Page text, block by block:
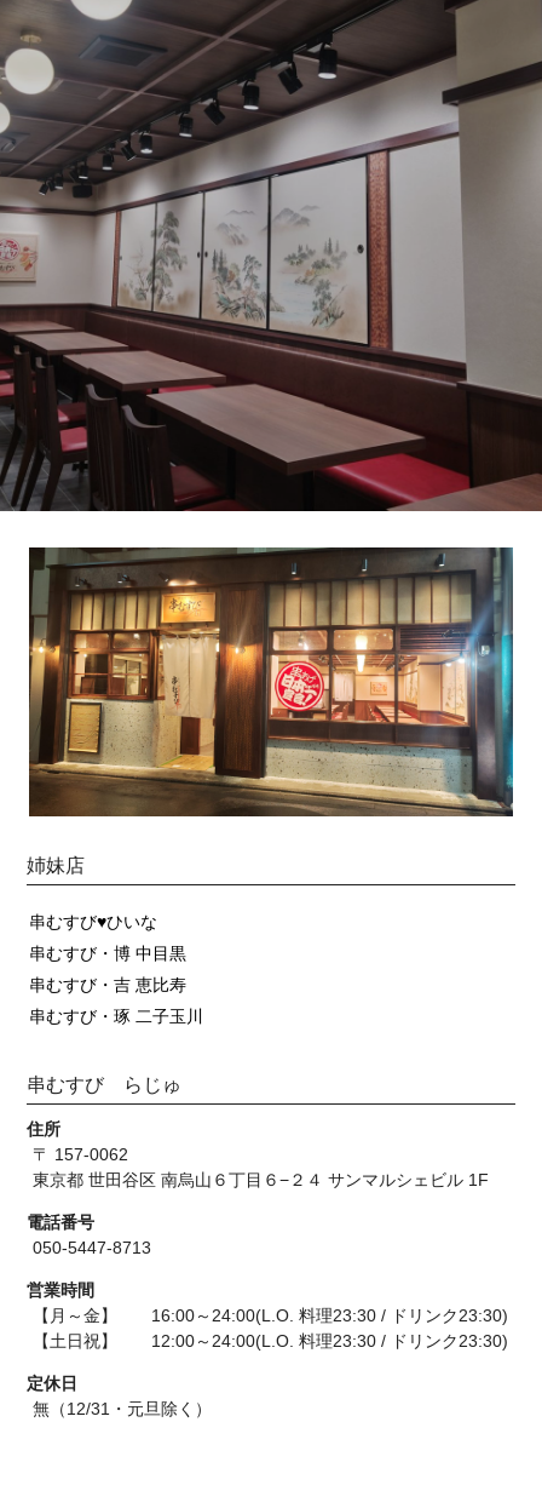
姉妹店
串むすび♥ひいな
串むすび・博 中目黒
串むすび・吉 恵比寿
串むすび・琢 二子玉川
串むすび らじゅ
住所
〒 157-0062
東京都 世田谷区 南烏山６丁目６−２４ サンマルシェビル 1F
電話番号
050-5447-8713
営業時間
【月～金】 16:00～24:00(L.O. 料理23:30 / ドリンク23:30)
【土日祝】 12:00～24:00(L.O. 料理23:30 / ドリンク23:30)
定休日
無（12/31・元旦除く）